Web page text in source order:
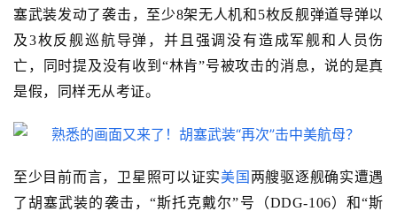
塞武装发动了袭击，至少8架无人机和 5枚反舰弹道导弹以
及3枚反舰巡航导弹，并且强调没有造成军舰和人员伤
亡，同时提及没有收到“林肯”号被攻击的消息，说的是真
是假，同样无从考证。
至少目前而言，卫星照可以证实美国 两艘驱逐舰确实遭遇
了胡塞武装的袭击，“斯托克戴尔”号（DDG-106）和“斯